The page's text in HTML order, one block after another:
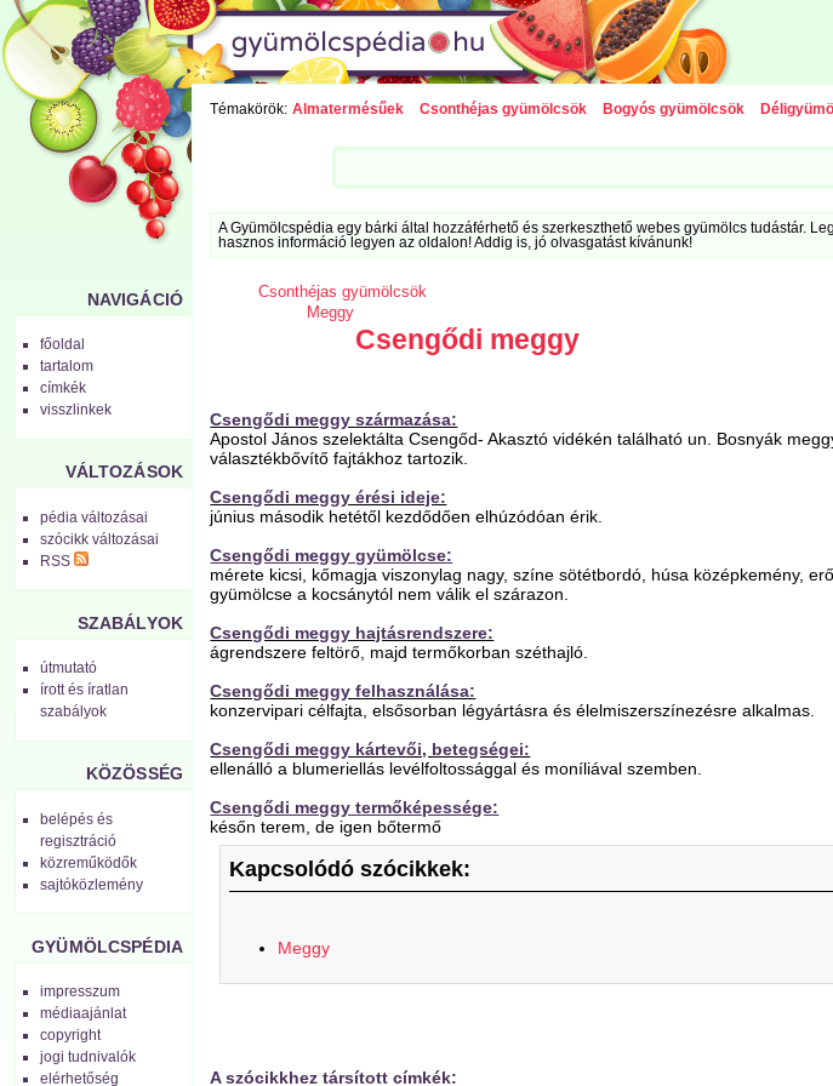
NAVIGÁCIÓ
főoldal
tartalom
címkék
visszlinkek
VÁLTOZÁSOK
pédia változásai
szócikk változásai
RSS
SZABÁLYOK
útmutató
írott és íratlan
szabályok
KÖZÖSSÉG
belépés és
regisztráció
közreműködők
sajtóközlemény
GYÜMÖLCSPÉDIA
impresszum
médiaajánlat
copyright
jogi tudnivalók
elérhetőség
Témakörök: Almatermésűek Csonthéjas gyümölcsök Bogyós gyümölcsök
A Gyümölcspédia egy bárki által hozzáférhető és szerkeszthető webes gyümölcs tudástár.
hasznos információ legyen az oldalon! Addig is, jó olvasgatást kívánunk!
Csonthéjas gyümölcsök
Meggy
Csengődi meggy
Csengődi meggy származása:
Apostol János szelektálta Csengőd- Akasztó vidékén található un. Bosnyák
választékbővítő fajtákhoz tartozik.
Csengődi meggy érési ideje:
június második hetétől kezdődően elhúzódóan érik.
Csengődi meggy gyümölcse:
mérete kicsi, kőmagja viszonylag nagy, színe sötétbordó, húsa középkemény,
gyümölcse a kocsánytól nem válik el szárazon.
Csengődi meggy hajtásrendszere:
ágrendszere feltörő, majd termőkorban széthajló.
Csengődi meggy felhasználása:
konzervipari célfajta, elsősorban légyártásra és élelmiszerszínezésre alkalmas.
Csengődi meggy kártevői, betegségei:
ellenálló a blumeriellás levélfoltossággal és moníliával szemben.
Csengődi meggy termőképessége:
későn terem, de igen bőtermő
Kapcsolódó szócikkek:
Meggy
A szócikkhez társított címkék: